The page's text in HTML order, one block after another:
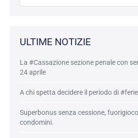
ULTIME NOTIZIE
La #Cassazione sezione penale con
24 aprile
A chi spetta decidere il periodo di
Superbonus senza cessione,
condomini.